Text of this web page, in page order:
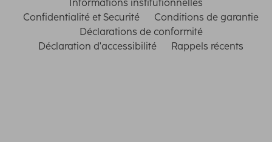
Informations institutionnelles
Confidentialité et Securité
Conditions de garantie
Déclarations de conformité
Déclaration d'accessibilité
Rappels récents